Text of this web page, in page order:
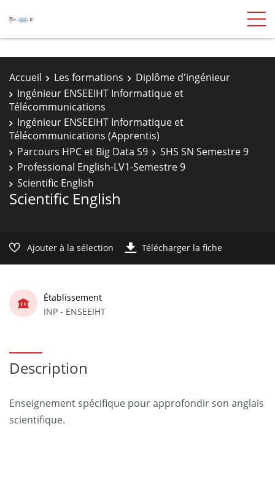
Accueil Les formations
Diplôme d'ingénieur
Ingénieur ENSEEIHT Informatique et
Télécommunications
Ingénieur ENSEEIHT Informatique et
Télécommunications (Apprentis)
Parcours HPC et Big Data S9
SHS SN Semestre 9
Professional English-LV1-Semestre 9
Scientific English
Scientific English
Ajouter à la sélection Télécharger la fiche
Établissement
INP - ENSEEIHT
Description
Enseignement spécifique pour approfondir son anglais
scientifique.